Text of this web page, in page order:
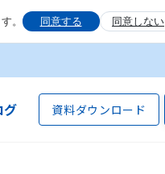
。 同意する 同意しない
グ 資料ダウンロード